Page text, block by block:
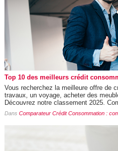
Top 10 des meilleurs crédit
Vous recherchez la meilleure offre de
travaux, un voyage, acheter des
Découvrez notre classement 2025.
Dans Comparateur Crédit Consommation :